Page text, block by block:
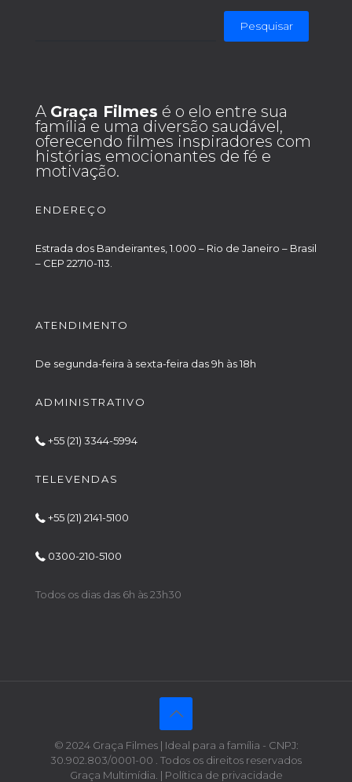
Pesquisar
A Graça Filmes é o elo entre sua
família e uma diversão saudável,
oferecendo filmes inspiradores com
histórias emocionantes de fé e
motivação.
ENDEREÇO
Estrada dos Bandeirantes, 1.000 – Rio de Janeiro – Brasil
– CEP 22710-113.
ATENDIMENTO
De segunda-feira à sexta-feira das 9h às 18h
ADMINISTRATIVO
+55 (21) 3344-5994
TELEVENDAS
+55 (21) 2141-5100
0300-210-5100
Todos os dias das 6h às 23h30
© 2024 Graça Filmes | Ideal para a família - CNPJ:
30.902.803/0001-00 . Todos os direitos reservados
Graça Multimídia. | Política de privacidade